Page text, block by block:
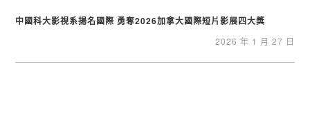
中國科大影視系揚名國際 勇奪2026加拿大國際短片影展四大獎
2026 年 1 月 27 日